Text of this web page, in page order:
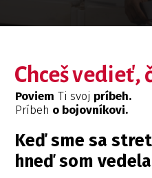
Chceš vedieť,
Poviem Ti svoj príbeh.
Príbeh o bojovníkovi.
Keď sme sa
hneď som